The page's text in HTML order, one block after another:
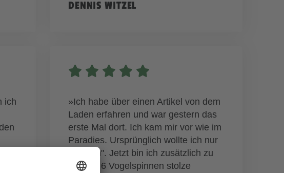
DENNIS WITZEL
ich
»Ich habe über einen Artikel von dem
Laden erfahren und war gestern das
erste Mal dort. Ich kam mir vor wie im
Paradies. Ursprünglich wollte ich nur
"gucken". Jetzt bin ich zusätzlich zu
meinen 6 Vogelspinnen stolze